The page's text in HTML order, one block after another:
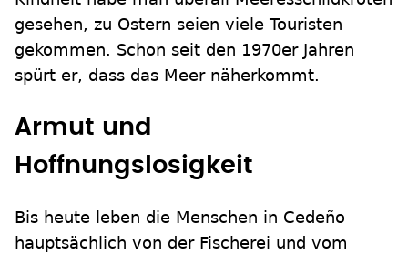
gesehen, zu Ostern seien viele Touristen
gekommen. Schon seit den 1970er Jahren
spürt er, dass das Meer näherkommt.
Armut und
Hoffnungslosigkeit
Bis heute leben die Menschen in Cedeño
hauptsächlich von der Fischerei und vom